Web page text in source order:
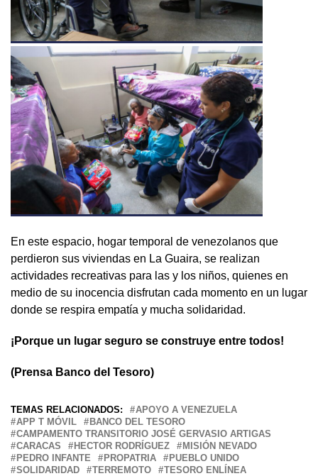
En este espacio, hogar temporal de venezolanos que
perdieron sus viviendas en La Guaira, se realizan
actividades recreativas para las y los niños, quienes en
medio de su inocencia disfrutan cada momento en un lugar
donde se respira empatía y mucha solidaridad.
¡Porque un lugar seguro se construye entre todos!
(Prensa Banco del Tesoro)
TEMAS RELACIONADOS:
APOYO A VENEZUELA
APP T MÓVIL
BANCO DEL TESORO
CAMPAMENTO TRANSITORIO JOSÉ GERVASIO ARTIGAS
CARACAS
HECTOR RODRÍGUEZ
MISIÓN NEVADO
PEDRO INFANTE
PROPATRIA
PUEBLO UNIDO
SOLIDARIDAD
TERREMOTO TESORO ENLÍNEA